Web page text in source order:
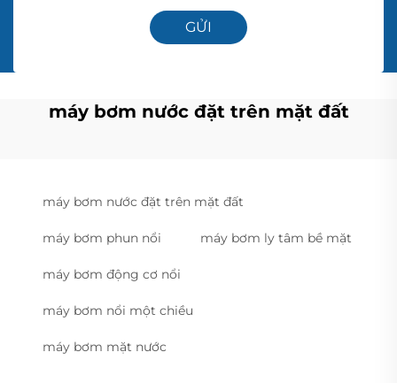
GỬI
máy bơm nước đặt trên mặt đất
máy bơm nước đặt trên mặt đất
máy bơm phun nổi máy bơm ly tâm bề mặt
máy bơm động cơ nổi
máy bơm nổi một chiều
máy bơm mặt nước